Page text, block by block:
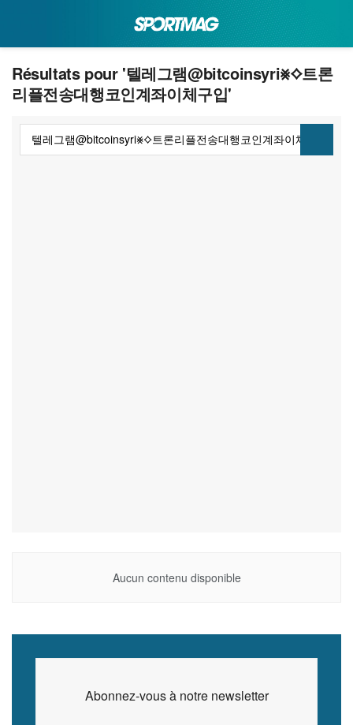
Résultats pour '텔레그램@bitcoinsyri⨳⟡트론
리플전송대행코인계좌이체구입'
Aucun contenu disponible
Abonnez-vous à notre newsletter